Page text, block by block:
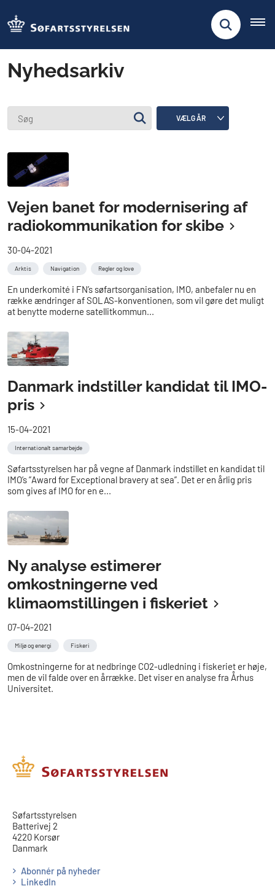
Nyhedsarkiv
Vejen banet for modernisering af
radiokommunikation for skibe
30-04-2021
Arktis Navigation Regler og love
En underkomité i FN’s søfartsorganisation, IMO, anbefaler nu en
række ændringer af SOLAS-konventionen, som vil gøre det muligt
at benytte moderne satellitkommun...
Danmark indstiller kandidat til IMO-
pris
15-04-2021
Internationalt samarbejde
Søfartsstyrelsen har på vegne af Danmark indstillet en kandidat til
IMO’s ”Award for Exceptional bravery at sea”. Det er en årlig pris
som gives af IMO for en e...
Ny analyse estimerer
omkostningerne ved
klimaomstillingen i fiskeriet
07-04-2021
Miljø og energi Fiskeri
Omkostningerne for at nedbringe CO2-udledning i fiskeriet er høje,
men de vil falde over en årrække. Det viser en analyse fra Århus
Universitet.
​​Søfartsstyrelsen
Batterivej 2
4220 Korsør
Danmark
Abonnér på nyheder
LinkedIn